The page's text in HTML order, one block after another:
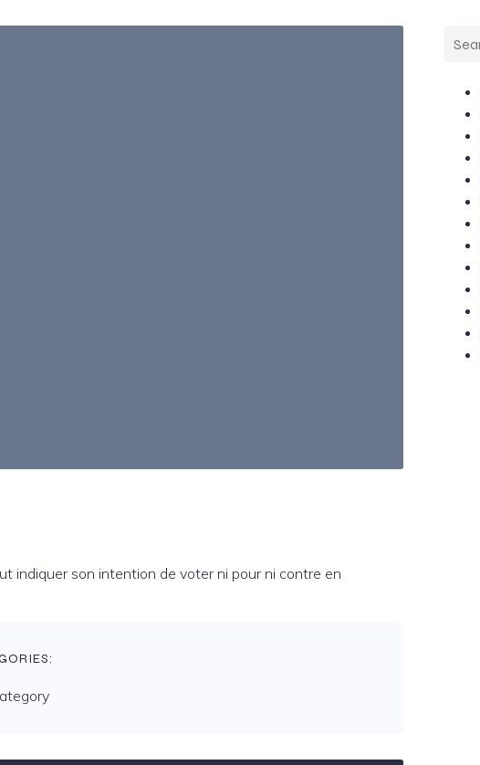
indiquer son intention de voter ni pour ni contre en